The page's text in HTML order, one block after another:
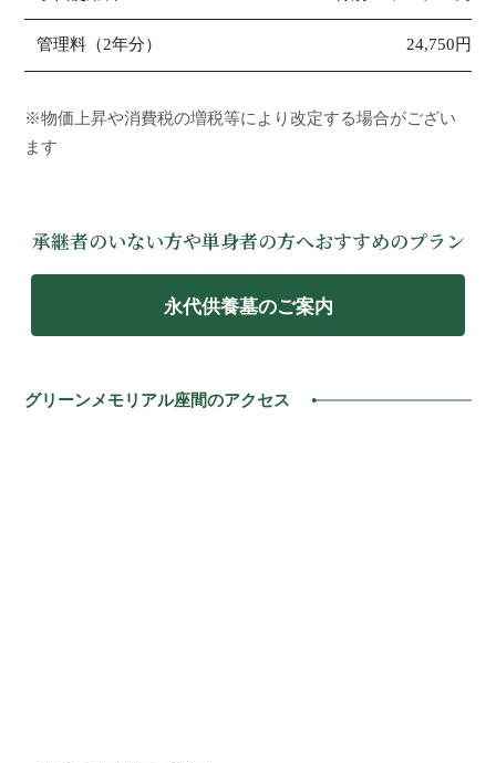
管理料（2年分） 24,750円
※物価上昇や消費税の増税等により改定する場合がござい
ます
承継者のいない方や単身者の方へおすすめのプラン
永代供養墓のご案内
グリーンメモリアル座間のアクセス